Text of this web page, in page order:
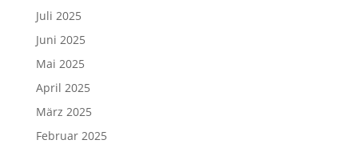
Juli 2025
Juni 2025
Mai 2025
April 2025
März 2025
Februar 2025